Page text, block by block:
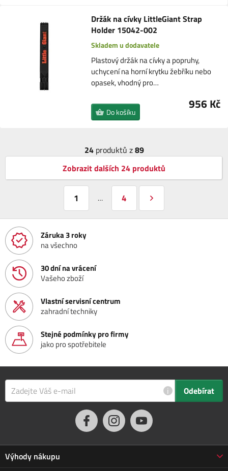
Držák na cívky LittleGiant Strap
Holder 15042-002
Skladem u dodavatele
Plastový držák na cívky a popruhy,
uchycení na horní krytku žebříku nebo
opasek, vhodný pro…
956 Kč
Do košíku
24produktů z89
Zobrazit dalších 24 produktů
1 … 4
Záruka 3 roky
na všechno
30 dní na vrácení
Vašeho zboží
Vlastní servisní centrum
zahradní techniky
Stejné podmínky pro firmy
jako pro spotřebitele
i Odebírat
Výhody nákupu